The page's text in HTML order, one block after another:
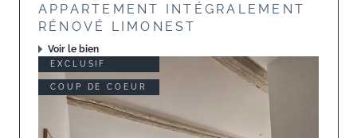
APPARTEMENT INTÉGRALEMENT
RÉNOVÉ LIMONEST
Voir le bien
EXCLUSIF
COUP DE COEUR